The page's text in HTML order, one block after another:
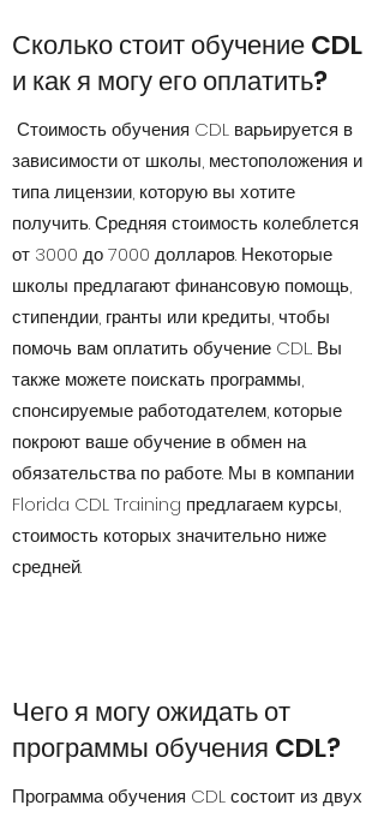
Сколько стоит обучение CDL
и как я могу его оплатить?
Стоимость обучения CDL варьируется в
зависимости от школы, местоположения и
типа лицензии, которую вы хотите
получить. Средняя стоимость колеблется
от 3000 до 7000 долларов. Некоторые
школы предлагают финансовую помощь,
стипендии, гранты или кредиты, чтобы
помочь вам оплатить обучение CDL. Вы
также можете поискать программы,
спонсируемые работодателем, которые
покроют ваше обучение в обмен на
обязательства по работе. Мы в компании
Florida CDL Training предлагаем курсы,
стоимость которых значительно ниже
средней.
Чего я могу ожидать от
программы обучения CDL?
Программа обучения CDL состоит из двух